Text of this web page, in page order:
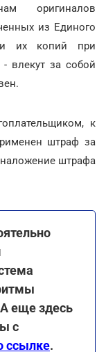
оригиналов
из Единого
их копий при
- влекут за собой
к
штраф за
наложение штрафа
еще здесь
с
ссылке.